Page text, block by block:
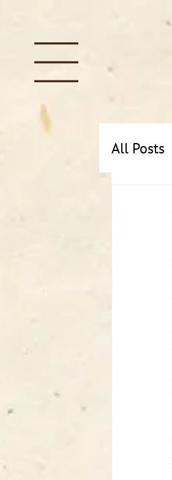
All Posts